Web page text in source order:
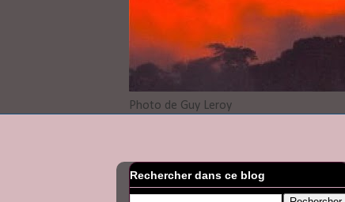
Photo de Guy Leroy
Rechercher dans ce blog